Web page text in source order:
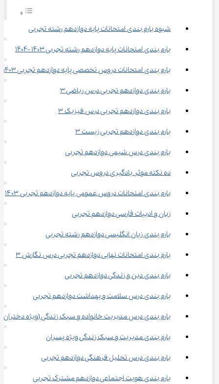
شیوه بارم بندی امتحانات پایه دوازدهم رشته تجربی
بارم بندی امتحانات پایه دوازدهم رشته تجربی 1403 -1404
بارم بندی امتحانات دروس تخصصی پایه دوازدهم تجربی 1403
بارم بندی دوازدهم تجربی درس ریاضی ۳
بارم بندی دوازدهم تجربی درس فیزیک ۳
بارم بندی دوازدهم تجربی زیست ۳
بارم بندی درس شیمی دوازدهم تجربی
ده نکته موثر یادگیری دروس تجربی
بارم بندی امتحانات دروس عمومی پایه دوازدهم تجربی ۱۴۰۳
زبان و ادبیات فارسی دوازدهم تجربی
بارم بندی زبان انگلیسی دوازدهم رشته تجربی
بارم بندی امتحانات نهایی دوازدهم تجربی درس نگارش ۳
بارم بندی دین و زندگی دوازدهم تجربی
بارم بندی درس سلامت و بهداشت دوازدهم تجربی
بارم بندی درس مدیریت خانواده و سبک زندگی (ویژه دختران)
بارم بندی مدیریت و سبک زندگی ویژه پسران
بارم بندی درس تحلیل فرهنگی دوازدهم تجربی
بارم بندی هویت اجتماعی دوازدهم مشترک تجربی